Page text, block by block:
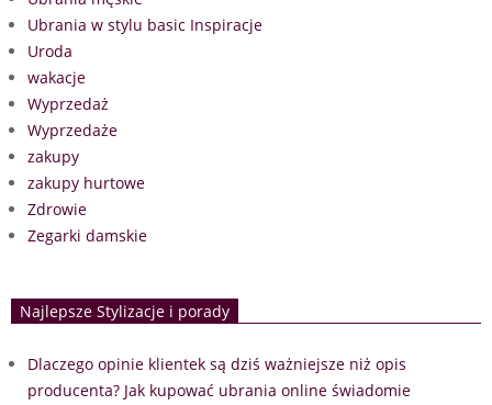
Ubrania w stylu basic Inspiracje
Uroda
wakacje
Wyprzedaż
Wyprzedaże
zakupy
zakupy hurtowe
Zdrowie
Zegarki damskie
Najlepsze Stylizacje i porady
Dlaczego opinie klientek są dziś ważniejsze niż opis
producenta? Jak kupować ubrania online świadomie